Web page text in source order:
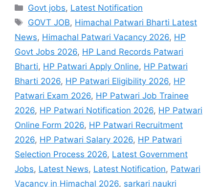
Categories
Govt jobs, Latest Notification
Tags
GOVT JOB, Himachal Patwari Bharti Latest
News, Himachal Patwari Vacancy 2026, HP
Govt Jobs 2026, HP Land Records Patwari
Bharti, HP Patwari Apply Online, HP Patwari
Bharti 2026, HP Patwari Eligibility 2026, HP
Patwari Exam 2026, HP Patwari Job Trainee
2026, HP Patwari Notification 2026, HP Patwari
Online Form 2026, HP Patwari Recruitment
2026, HP Patwari Salary 2026, HP Patwari
Selection Process 2026, Latest Government
Jobs, Latest News, Latest Notification, Patwari
Vacancy in Himachal 2026, sarkari naukri